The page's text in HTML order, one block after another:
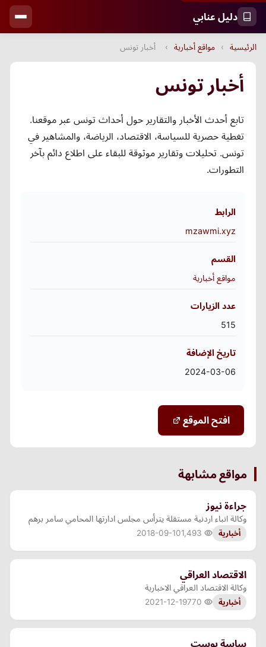
دليل عنابي
الرئيسية › مواقع أخبارية › أخبار تونس
أخبار تونس
تابع أحدث الأخبار والتقارير حول أحداث تونس عبر موقعنا.
تغطية حصرية للسياسة، الاقتصاد، الرياضة، والمشاهير في
تونس. تحليلات وتقارير موثوقة للبقاء على اطلاع دائم بآخر
التطورات.
الرابط
mzawmi.xyz
القسم
مواقع أخبارية
عدد الزيارات
515
تاريخ الإضافة
2024-03-06
افتح الموقع
مواقع مشابهة
جراءة نيوز
وكالة انباء اردنية مستقلة يترأس مجلس ادارتها المحامي سامر برهم
أخبارية 2018-09-10
الاقتصاد العراقي
وكالة الاقتصاد العراقي الاخبارية
أخبارية 2021-12-19
ساسة بوست